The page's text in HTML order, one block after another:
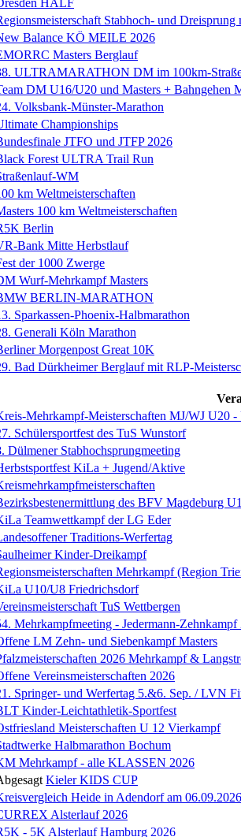
Stabhoch- und
Balance KÖ MEILE 2026
Masters Berglauf
ULTRAMARATHON DM im 100km-
DM U16/U20 und Masters + Bahngehen
Volksbank-Münster-Marathon
Championships
JTFO und JTFP 2026
Forest ULTRA Trail Run
WM
km Weltmeisterschaften
100 km Weltmeisterschaften
Berlin
Bank Mitte Herbstlauf
der 1000 Zwerge
Wurf-Mehrkampf Masters
BERLIN-MARATHON
Sparkassen-Phoenix-Halbmarathon
Generali Köln Marathon
Morgenpost Great 10K
Bad Dürkheimer Berglauf mit RLP-
Mehrkampf-Meisterschaften MJ/WJ U20
Schülersportfest des TuS Wunstorf
Dülmener Stabhochsprungmeeting
KiLa + Jugend/Aktive
des BFV Magdeburg
Teamwettkampf der LG Eder
Traditions-Werfertag
Kinder-Dreikampf
Mehrkampf (Region
U10/U8 Friedrichsdorf
TuS Wettbergen
Mehrkampfmeeting - Jedermann-Zehnkampf
LM Zehn- und Siebenkampf Masters
2026 Mehrkampf &
Vereinsmeisterschaften 2026
Springer- und Werfertag 5.&6. Sep. / LVN
Kinder-Leichtathletik-Sportfest
Meisterschaften U 12 Vierkampf
Halbmarathon Bochum
Mehrkampf - alle KLASSEN 2026
Kieler KIDS CUP
Heide in Adendorf am 06.09.2026
Alsterlauf 2026
- 5K Alsterlauf Hamburg 2026